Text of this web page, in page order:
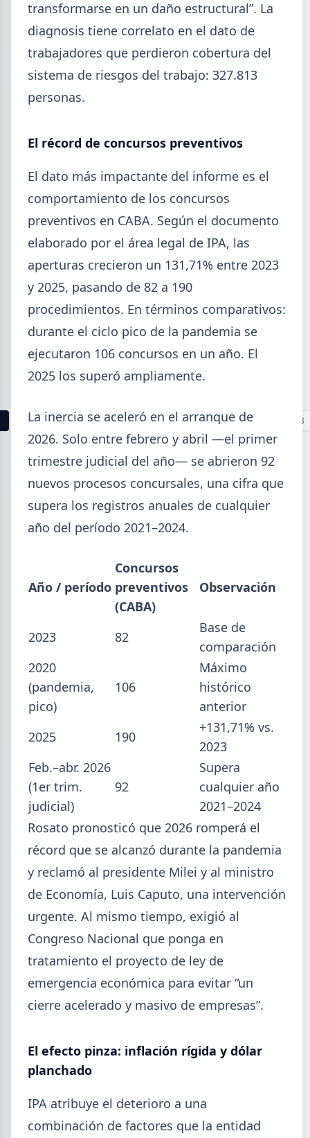
5,7% en 2026 y la capacidad instalada bajó a 40,8%,
2026-07-23
Producción Mundial de Acero –
Junio 2026
La producción mundial de acero crudo alcanzó
155,7 Mt en junio 2026 (+1,7% i.a.), mientras el
acumulado enero-junio retrocede 0,7%.
3 4 5 6 7 8 9 10 11 13
Buscar
Julio (9)
Mayo (15)
Marzo (6)
Febrero (4)
Enero (2)
2025
Cheques rechazados en alza: la cadena de pagos metalúrgica
Paritaria UOM agosto 2026: sin acuerdo, siguen vigentes los
valores de abril
Día de la Siderurgia: cómo llega el sector al aniversario 78 del
legado de Savio
San Isidro
Informe ADIMRA junio 2026: la producción metalúrgica cayó
4,6%
Producción Mundial de Acero – Junio 2026
transformarse en un daño estructural”. La
diagnosis tiene correlato en el dato de
trabajadores que perdieron cobertura del
sistema de riesgos del trabajo: 327.813
personas.
El récord de concursos preventivos
El dato más impactante del informe es el
comportamiento de los concursos
preventivos en CABA. Según el documento
elaborado por el área legal de IPA, las
aperturas crecieron un 131,71% entre 2023
y 2025, pasando de 82 a 190
procedimientos. En términos comparativos:
durante el ciclo pico de la pandemia se
ejecutaron 106 concursos en un año. El
2025 los superó ampliamente.
La inercia se aceleró en el arranque de
2026. Solo entre febrero y abril —el primer
trimestre judicial del año— se abrieron 92
nuevos procesos concursales, una cifra que
supera los registros anuales de cualquier
año del período 2021–2024.
Año / período
Concursos
preventivos
(CABA)
Observación
2023 82
Base de
comparación
2020
(pandemia,
pico)
106
Máximo
histórico
anterior
2025
190
+131,71% vs.
2023
Feb.–abr. 2026
(1er trim.
judicial)
92
Supera
cualquier año
2021–2024
Rosato pronosticó que 2026 romperá el
récord que se alcanzó durante la pandemia
y reclamó al presidente Milei y al ministro
de Economía, Luis Caputo, una intervención
urgente. Al mismo tiempo, exigió al
Congreso Nacional que ponga en
tratamiento el proyecto de ley de
emergencia económica para evitar “un
cierre acelerado y masivo de empresas”.
El efecto pinza: inflación rígida y dólar
planchado
IPA atribuye el deterioro a una
combinación de factores que la entidad